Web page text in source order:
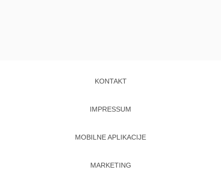
KONTAKT
IMPRESSUM
MOBILNE APLIKACIJE
MARKETING